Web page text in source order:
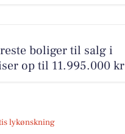
boliger til salg i
op til 11.995.000 kr
lykønskning